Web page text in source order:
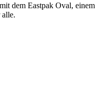
dem Eastpak Oval, einem
alle.